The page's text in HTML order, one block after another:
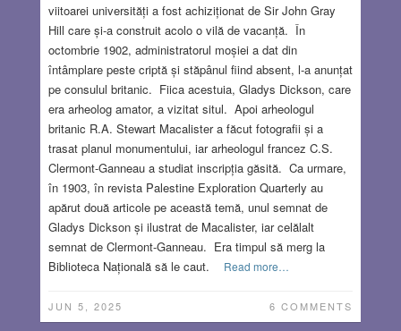
viitoarei universități a fost achiziționat de Sir John Gray
Hill care și-a construit acolo o vilă de vacanță. În
octombrie 1902, administratorul moșiei a dat din
întâmplare peste criptă și stăpânul fiind absent, l-a anunțat
pe consulul britanic. Fiica acestuia, Gladys Dickson, care
era arheolog amator, a vizitat situl. Apoi arheologul
britanic R.A. Stewart Macalister a făcut fotografii și a
trasat planul monumentului, iar arheologul francez C.S.
Clermont-Ganneau a studiat inscripția găsită. Ca urmare,
în 1903, în revista Palestine Exploration Quarterly au
apărut două articole pe această temă, unul semnat de
Gladys Dickson și ilustrat de Macalister, iar celălalt
semnat de Clermont-Ganneau. Era timpul să merg la
Biblioteca Națională să le caut.
Read more…
JUN 5, 2025 6 COMMENTS